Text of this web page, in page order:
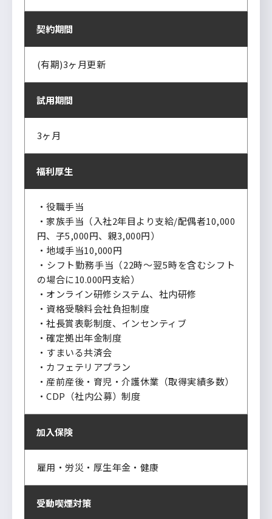
契約期間
(有期)3ヶ月更新
試用期間
3ヶ月
福利厚生
・役職手当
・家族手当（入社2年目より支給/配偶者10,000
円、子5,000円、親3,000円）
・地域手当10,000円
・シフト勤務手当（22時～翌5時を含むシフト
の場合に10.000円支給）
・オンライン研修システム、社内研修
・資格受験料会社負担制度
・社長賞表彰制度、インセンティブ
・確定拠出年金制度
・すまいる共済会
・カフェテリアプラン
・産前産後・育児・介護休業（取得実績多数）
・CDP（社内公募）制度
加入保険
雇用・労災・厚生年金・健康
受動喫煙対策